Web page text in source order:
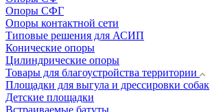
Опоры СФГ
Опоры контактной сети
Типовые решения для АСИП
Конические опоры
Цилиндрические опоры
Товары для благоустройства территории
Площадки для выгула и дрессировки собак
Детские площадки
Встраиваемые батуты